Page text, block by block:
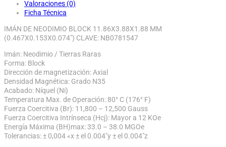
Valoraciones (0)
Ficha Técnica
IMÁN DE NEODIMIO BLOCK 11.86X3.88X1.88 MM
(0.467X0.153X0.074″) CLAVE: NB0781547
Imán: Neodimio / Tierras Raras
Forma: Block
Dirección de magnetización: Axial
Densidad Magnética: Grado N35
Acabado: Níquel (Ni)
Temperatura Max. de Operación: 80° C (176° F)
Fuerza Coercitiva (Br): 11,800 – 12,500 Gauss
Fuerza Coercitiva Intrínseca (Hcj): Mayor a 12 KOe
Energía Máxima (BH)max: 33.0 – 38.0 MGOe
Tolerancias: ± 0,004 «x ± el 0.004″y ± el 0.004″z